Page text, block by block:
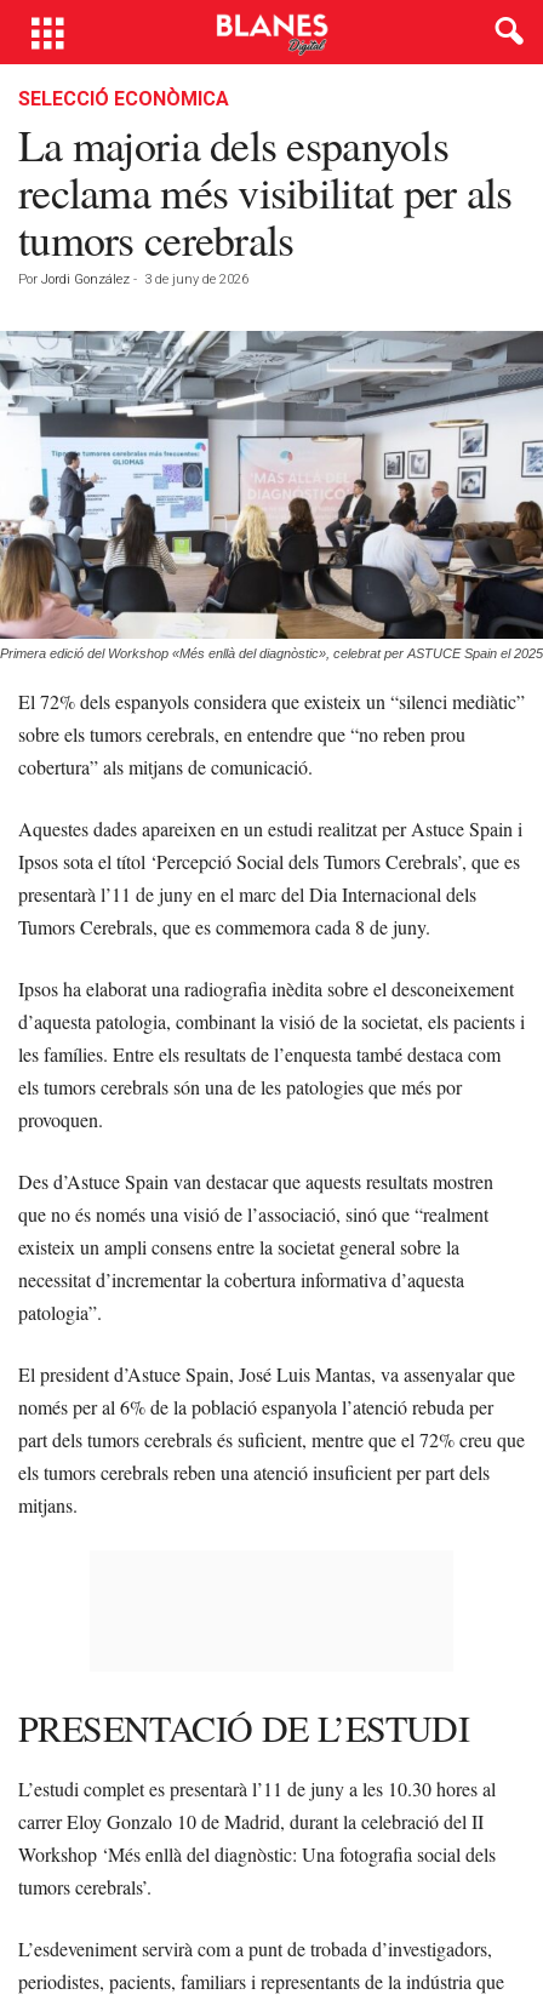
SELECCIÓ ECONÒMICA
La majoria dels espanyols
reclama més visibilitat per als
tumors cerebrals
Por Jordi González - 3 de juny de 2026
Primera edició del Workshop «Més enllà del diagnòstic», celebrat per ASTUCE Spain el 2025
El 72% dels espanyols considera que existeix un “silenci mediàtic”
sobre els tumors cerebrals, en entendre que “no reben prou
cobertura” als mitjans de comunicació.
Aquestes dades apareixen en un estudi realitzat per Astuce Spain i
Ipsos sota el títol ‘Percepció Social dels Tumors Cerebrals’, que es
presentarà l’11 de juny en el marc del Dia Internacional dels
Tumors Cerebrals, que es commemora cada 8 de juny.
Ipsos ha elaborat una radiografia inèdita sobre el desconeixement
d’aquesta patologia, combinant la visió de la societat, els pacients i
les famílies. Entre els resultats de l’enquesta també destaca com
els tumors cerebrals són una de les patologies que més por
provoquen.
Des d’Astuce Spain van destacar que aquests resultats mostren
que no és només una visió de l’associació, sinó que “realment
existeix un ampli consens entre la societat general sobre la
necessitat d’incrementar la cobertura informativa d’aquesta
patologia”.
El president d’Astuce Spain, José Luis Mantas, va assenyalar que
només per al 6% de la població espanyola l’atenció rebuda per
part dels tumors cerebrals és suficient, mentre que el 72% creu que
els tumors cerebrals reben una atenció insuficient per part dels
mitjans.
PRESENTACIÓ DE L’ESTUDI
L’estudi complet es presentarà l’11 de juny a les 10.30 hores al
carrer Eloy Gonzalo 10 de Madrid, durant la celebració del II
Workshop ‘Més enllà del diagnòstic: Una fotografia social dels
tumors cerebrals’.
L’esdeveniment servirà com a punt de trobada d’investigadors,
periodistes, pacients, familiars i representants de la indústria que